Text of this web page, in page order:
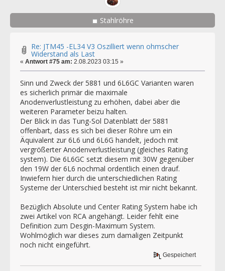
Stahlröhre
Re: JTM45 -EL34 V3 Oszilliert wenn ohmscher
Widerstand als Last
« Antwort #75 am: 2.08.2023 03:15 »
Sinn und Zweck der 5881 und 6L6GC Varianten waren
es sicherlich primär die maximale
Anodenverlustleistung zu erhöhen, dabei aber die
weiteren Parameter beizu halten.
Der Blick in das Tung-Sol Datenblatt der 5881
offenbart, dass es sich bei dieser Röhre um ein
Äquivalent zur 6L6 und 6L6G handelt, jedoch mit
vergrößerter Anodenverlustleistung (gleiches Rating
system). Die 6L6GC setzt diesem mit 30W gegenüber
den 19W der 6L6 nochmal ordentlich einen drauf.
Inwiefern hier durch die unterschiedlichen Rating
Systeme der Unterschied besteht ist mir nicht bekannt.
Bezüglich Absolute und Center Rating System habe ich
zwei Artikel von RCA angehängt. Leider fehlt eine
Definition zum Desgin-Maximum System.
Wohlmöglich war dieses zum damaligen Zeitpunkt
noch nicht eingeführt.
Gespeichert